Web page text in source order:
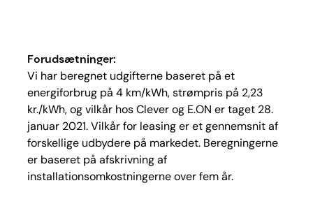
Forudsætninger:
Vi har beregnet udgifterne baseret på et
energiforbrug på 4 km/kWh, strømpris på 2,23
kr./kWh, og vilkår hos Clever og E.ON er taget 28.
januar 2021. Vilkår for leasing er et gennemsnit af
forskellige udbydere på markedet. Beregningerne
er baseret på afskrivning af
installationsomkostningerne over fem år.